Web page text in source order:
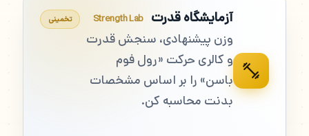
آزمایشگاه قدرت Strength Lab
وزن پیشنهادی، سنجش قدرت
و کالری حرکت «رول فوم
باسن» را بر اساس مشخصات
بدنت محاسبه کن.
تخمینی